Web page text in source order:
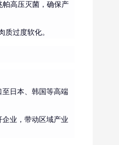
帕高压灭菌，确保产
过度软化。
至日本、韩国等高端
业，带动区域产业